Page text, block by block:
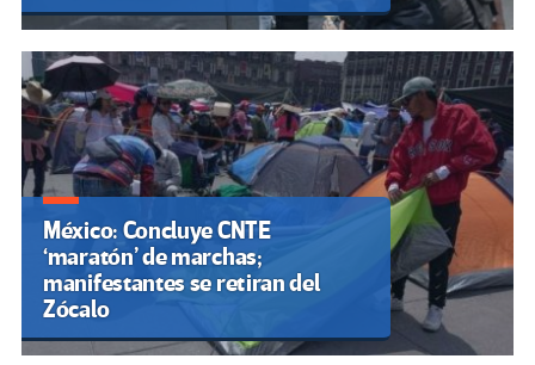
México: Concluye CNTE
‘maratón’ de marchas;
manifestantes se retiran del
Zócalo